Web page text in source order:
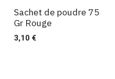
Ventes
Sachet de poudre 75
Gr Rouge
3,10 €